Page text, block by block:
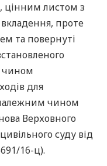
листом з
проте
та повернуті
чином
для
чином
Верховного
суду від
16-ц).